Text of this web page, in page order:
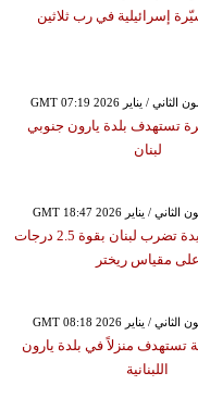
إسرائيلية في رب ثلاثين
تستهدف بلدة يارون جنوبي
لبنان
هزة أرضية جديدة تضرب لبنان بقوة 2.5 درجات
على مقياس ريختر
تستهدف منزلاً في بلدة يارون
اللبنانية